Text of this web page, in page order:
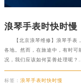
浪琴手表时快时慢
【北京浪琴维修】浪琴手
各地。然而，在旅途中，有时可
况，我们应该如何妥善处理呢？
标签： 浪琴手表时快时慢